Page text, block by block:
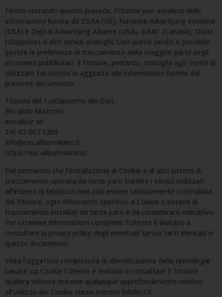
Fermo restando quanto precede, l’Utente può avvalersi delle
informazioni fornite da EDAA (UE), Network Advertising Initiative
(USA) e Digital Advertising Alliance (USA), DAAC (Canada), DDAI
(Giappone) o altri servizi analoghi. Con questi servizi è possibile
gestire le preferenze di tracciamento della maggior parte degli
strumenti pubblicitari. Il Titolare, pertanto, consiglia agli Utenti di
utilizzare tali risorse in aggiunta alle informazioni fornite dal
presente documento.
Titolare del Trattamento dei Dati
Riccardo Mazzoni
excalibur srl
Tel: 02 607 1200
info@excaliburmilano.it
https://excaliburmilano.it/
Dal momento che l’installazione di Cookie e di altri sistemi di
tracciamento operata da terze parti tramite i servizi utilizzati
all’interno di felisloci.it non può essere tecnicamente controllata
dal Titolare, ogni riferimento specifico a Cookie e sistemi di
tracciamento installati da terze parti è da considerarsi indicativo.
Per ottenere informazioni complete, l’Utente è invitato a
consultare la privacy policy degli eventuali servizi terzi elencati in
questo documento.
Vista l’oggettiva complessità di identificazione delle tecnologie
basate sui Cookie l’Utente è invitato a contattare il Titolare
qualora volesse ricevere qualunque approfondimento relativo
all’utilizzo dei Cookie stessi tramite felisloci.it.